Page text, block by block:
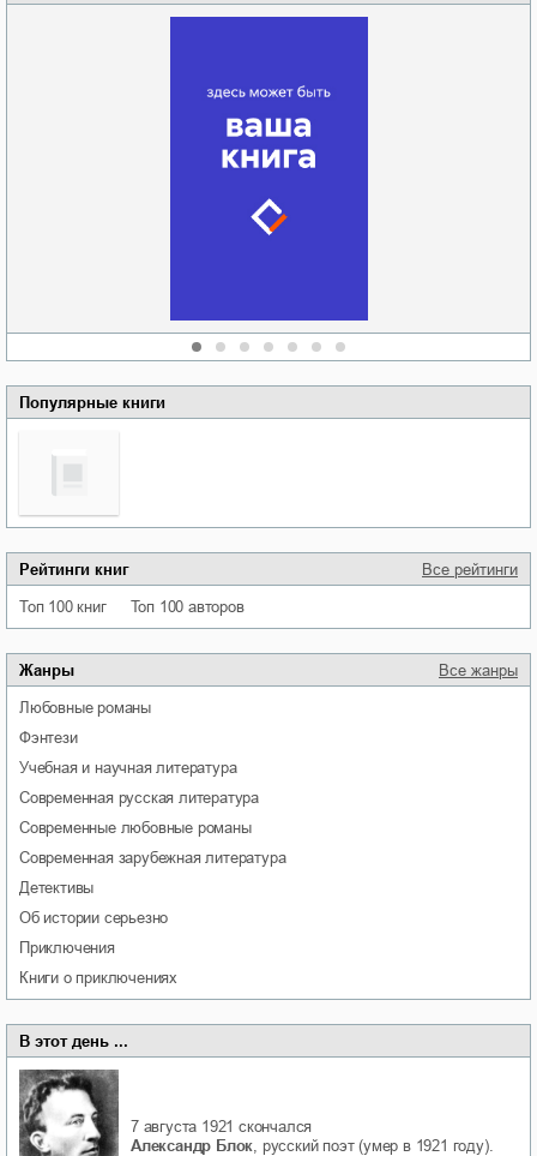
Популярные книги
Рейтинги книг Все рейтинги
Топ 100 книг Топ 100 авторов
Жанры Все жанры
любовные романы
фэнтези
учебная и научная литература
современная русская литература
современные любовные романы
современная зарубежная литература
детективы
об истории серьезно
приключения
книги о приключениях
В этот день ...
7 августа 1921 скончался
Александр Блок , русский поэт (умер в 1921 году).